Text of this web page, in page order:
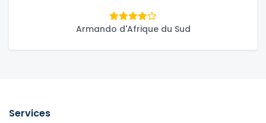
Armando d'Afrique du Sud
Services